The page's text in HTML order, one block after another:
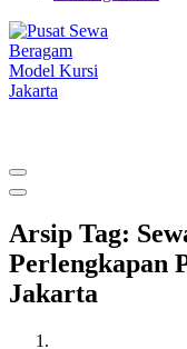
Arsip Tag:
Perlengkapan
Jakarta